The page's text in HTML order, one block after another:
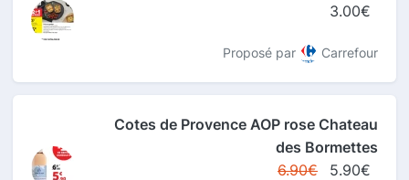
3.00€
Proposé par Carrefour
Cotes de Provence AOP rose Chateau
des Bormettes
6.90€
5.90€